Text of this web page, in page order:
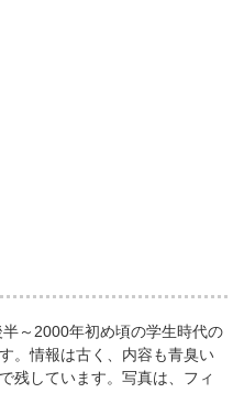
～2000年初め頃の学生時代の
。情報は古く、内容も青臭い
残しています。写真は、フィ